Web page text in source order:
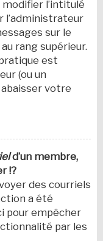
l’intitulé
l’administrateur
sur le
rang supérieur.
est
(ou un
votre
d’un membre,
!?
des courriels
a été
pour empêcher
par les